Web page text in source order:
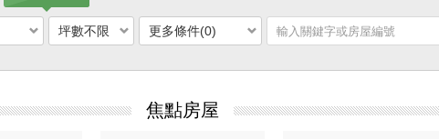
坪數不限 更多條件(0)
焦點房屋